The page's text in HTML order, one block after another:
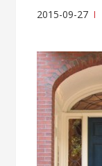
2015-09-27